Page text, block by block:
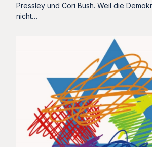
Pressley und Cori Bush. Weil die
nicht…